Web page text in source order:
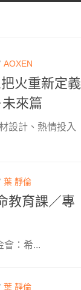
AOXEN
火重新定義
來篇
設計、熱情投入
葉 靜倫
教育課／專
會：希...
葉 靜倫